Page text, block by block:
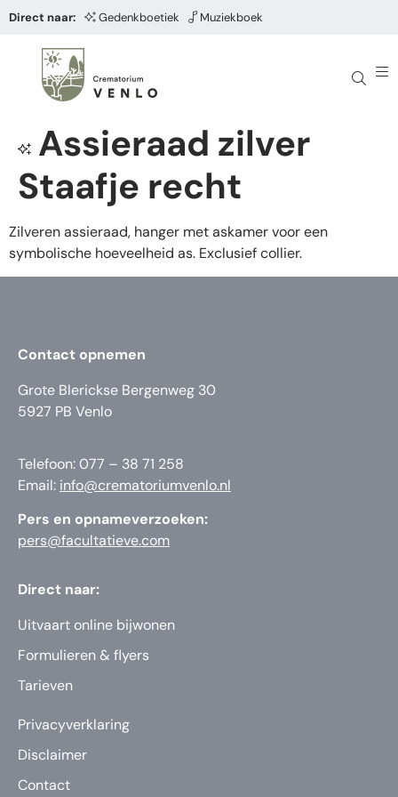
Direct naar: Gedenkboetiek Muziekboek
Assieraad zilver
Staafje recht
Zilveren assieraad, hanger met askamer voor een
symbolische hoeveelheid as. Exclusief collier.
Contact opnemen
Grote Blerickse Bergenweg 30
5927 PB Venlo
Telefoon: 077 – 38 71 258
Email: info@crematoriumvenlo.nl
Pers en opnameverzoeken:
pers@facultatieve.com
Direct naar:
Uitvaart online bijwonen
Formulieren & flyers
Tarieven
Privacyverklaring
Disclaimer
Contact